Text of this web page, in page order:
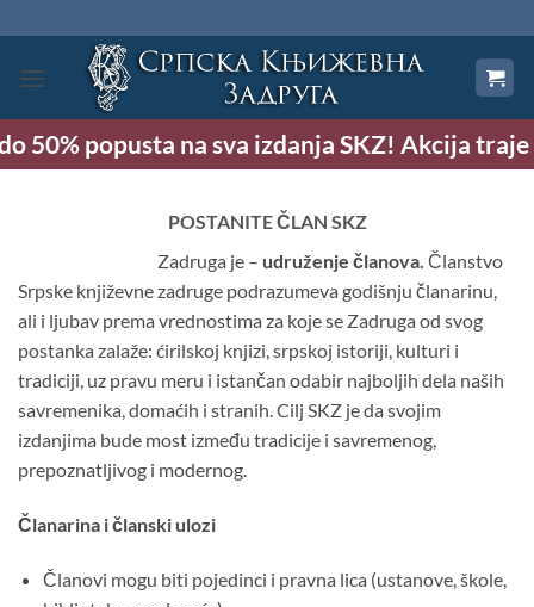
na
sadržaj
50% popusta na sva izdanja SKZ! Akcija traje
POSTANITE ČLAN SKZ
Zadruga je – udruženje članova. Članstvo
Srpske književne zadruge podrazumeva godišnju članarinu,
ali i ljubav prema vrednostima za koje se Zadruga od svog
postanka zalaže: ćirilskoj knjizi, srpskoj istoriji, kulturi i
tradiciji, uz pravu meru i istančan odabir najboljih dela naših
savremenika, domaćih i stranih. Cilj SKZ je da svojim
izdanjima bude most između tradicije i savremenog,
prepoznatljivog i modernog.
Članarina i članski ulozi
Članovi mogu biti pojedinci i pravna lica (ustanove, škole,